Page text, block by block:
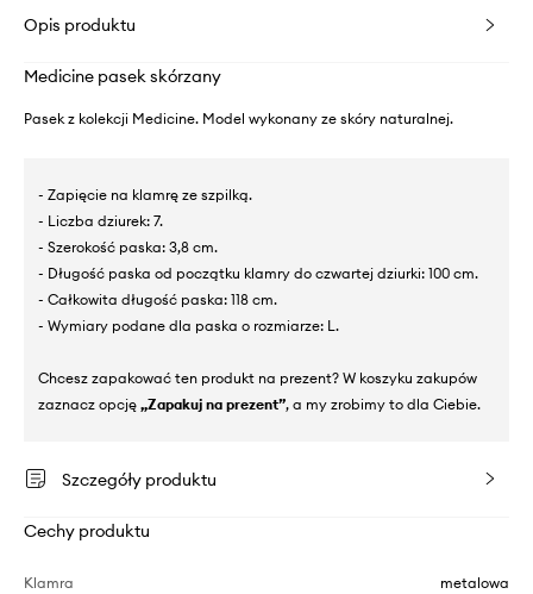
Opis produktu
Medicine pasek skórzany
Pasek z kolekcji Medicine. Model wykonany ze skóry naturalnej.
- Zapięcie na klamrę ze szpilką.
- Liczba dziurek: 7.
- Szerokość paska: 3,8 cm.
- Długość paska od początku klamry do czwartej dziurki: 100 cm.
- Całkowita długość paska: 118 cm.
- Wymiary podane dla paska o rozmiarze: L.
Chcesz zapakować ten produkt na prezent? W koszyku zakupów
zaznacz opcję „Zapakuj na prezent”, a my zrobimy to dla Ciebie.
Szczegóły produktu
Cechy produktu
Klamra metalowa